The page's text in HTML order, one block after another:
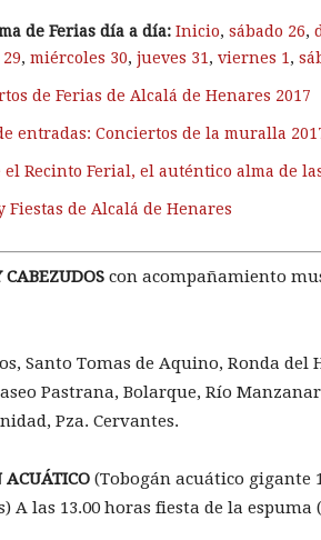
de Ferias día a día: Inicio, sábado 26,
, miércoles 30, jueves 31, viernes 1,
de Ferias de Alcalá de Henares 2017
entradas: Conciertos de la muralla
el Recinto Ferial, el auténtico alma de
Fiestas de Alcalá de Henares
CABEZUDOS con acompañamiento
Santo Tomas de Aquino, Ronda del
Pastrana, Bolarque, Río
Pza. Cervantes.
ACUÁTICO (Tobogán acuático gigante
A las 13.00 horas fiesta de la espuma